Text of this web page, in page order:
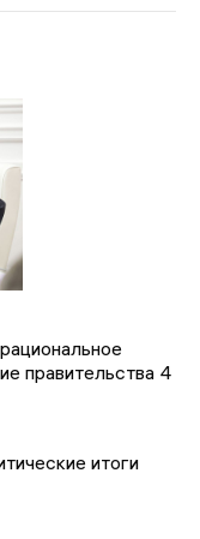
правительства 4
итоги